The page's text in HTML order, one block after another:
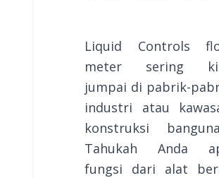
Liquid Controls
meter sering
jumpai di pabrik-
industri atau
konstruksi
Tahukah Anda
fungsi dari alat